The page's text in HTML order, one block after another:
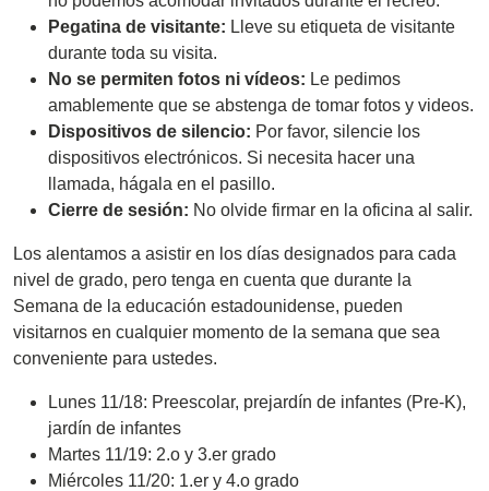
Pegatina de visitante: Lleve su etiqueta de visitante
durante toda su visita.
No se permiten fotos ni vídeos: Le pedimos
amablemente que se abstenga de tomar fotos y videos.
Dispositivos de silencio: Por favor, silencie los
dispositivos electrónicos. Si necesita hacer una
llamada, hágala en el pasillo.
Cierre de sesión: No olvide firmar en la oficina al salir.
Los alentamos a asistir en los días designados para cada
nivel de grado, pero tenga en cuenta que durante la
Semana de la educación estadounidense, pueden
visitarnos en cualquier momento de la semana que sea
conveniente para ustedes.
Lunes 11/18: Preescolar, prejardín de infantes (Pre-K),
jardín de infantes
Martes 11/19: 2.o y 3.er grado
Miércoles 11/20: 1.er y 4.o grado